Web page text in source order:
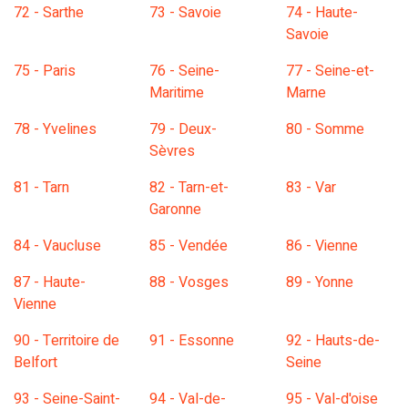
72 - Sarthe
73 - Savoie
74 - Haute-
Savoie
75 - Paris
76 - Seine-
Maritime
77 - Seine-et-
Marne
78 - Yvelines
79 - Deux-
Sèvres
80 - Somme
81 - Tarn
82 - Tarn-et-
Garonne
83 - Var
84 - Vaucluse 85 - Vendée
86 - Vienne
87 - Haute-
Vienne
88 - Vosges 89 - Yonne
90 - Territoire de
Belfort
91 - Essonne
92 - Hauts-de-
Seine
93 - Seine-Saint-
94 - Val-de-
95 - Val-d'oise